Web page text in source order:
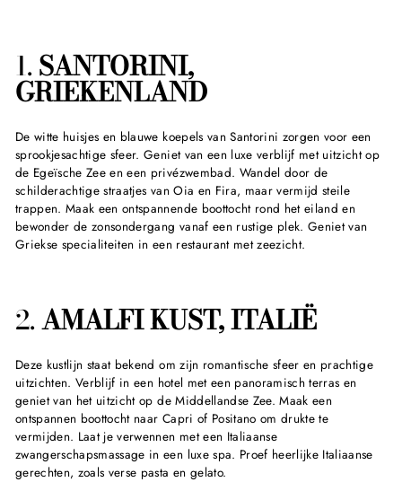
1.SANTORINI,
GRIEKENLAND
De witte huisjes en blauwe koepels van Santorini zorgen voor een
sprookjesachtige sfeer. Geniet van een luxe verblijf met uitzicht op
de Egeïsche Zee en een privézwembad. Wandel door de
schilderachtige straatjes van Oia en Fira, maar vermijd steile
trappen. Maak een ontspannende boottocht rond het eiland en
bewonder de zonsondergang vanaf een rustige plek. Geniet van
Griekse specialiteiten in een restaurant met zeezicht.
2.AMALFI KUST, ITALIË
Deze kustlijn staat bekend om zijn romantische sfeer en prachtige
uitzichten. Verblijf in een hotel met een panoramisch terras en
geniet van het uitzicht op de Middellandse Zee. Maak een
ontspannen boottocht naar Capri of Positano om drukte te
vermijden. Laat je verwennen met een Italiaanse
zwangerschapsmassage in een luxe spa. Proef heerlijke Italiaanse
gerechten, zoals verse pasta en gelato.